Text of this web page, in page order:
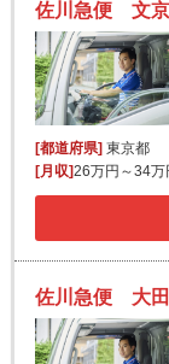
[都道府県]東京都
[月収]26万円～34万